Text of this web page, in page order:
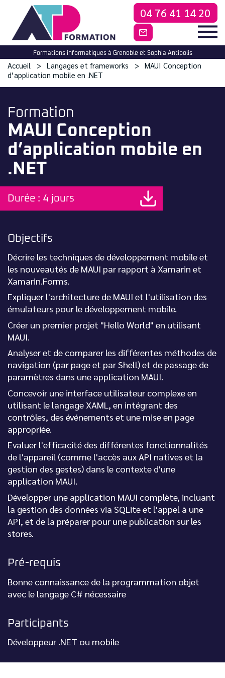
04 76 41 14 20
CONTACTEZ-
Formations informatiques à Grenoble et Sophia Antipolis
Accueil Langages et frameworks
MAUI Conception
d’application mobile en .NET
Formation
MAUI Conception
d’application mobile en
.NET
Durée : 4 jours
Objectifs
Décrire les techniques de développement mobile et
les nouveautés de MAUI par rapport à Xamarin et
Xamarin.Forms.
Expliquer l'architecture de MAUI et l'utilisation des
émulateurs pour le développement mobile.
Créer un premier projet "Hello World" en utilisant
MAUI.
Analyser et de comparer les différentes méthodes de
navigation (par page et par Shell) et de passage de
paramètres dans une application MAUI.
Concevoir une interface utilisateur complexe en
utilisant le langage XAML, en intégrant des
contrôles, des événements et une mise en page
appropriée.
Evaluer l'efficacité des différentes fonctionnalités
de l'appareil (comme l'accès aux API natives et la
gestion des gestes) dans le contexte d'une
application MAUI.
Développer une application MAUI complète, incluant
la gestion des données via SQLite et l'appel à une
API, et de la préparer pour une publication sur les
stores.
Pré-requis
Bonne connaissance de la programmation objet
avec le langage C# nécessaire
Participants
Développeur .NET ou mobile